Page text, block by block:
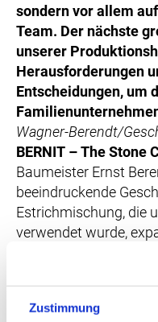
Zustimmung
sondern vor allem
Team. Der nächste
unserer
Herausforderungen
Entscheidungen, um
Wagner-Berendt/
BERNIT – The Stone
Baumeister Ernst
beeindruckende
Estrichmischung, die
verwendet wurde,
dem Zweiten
1960er Jahren
Terrazzo und